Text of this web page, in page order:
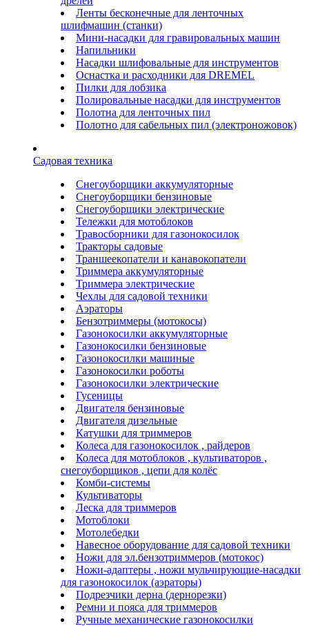
Ленты бесконечные для ленточных
шлифмашин (станки)
Мини-насадки для гравировальных машин
Напильники
Насадки шлифовальные для инструментов
Оснастка и расходники для DREMEL
Пилки для лобзика
Полировальные насадки для инструментов
Полотна для ленточных пил
Полотно для сабельных пил (электроножовок)
Садовая техника
Снегоуборщики аккумуляторные
Снегоуборщики бензиновые
Снегоуборщики электрические
Тележки для мотоблоков
Травосборники для газонокосилок
Тракторы садовые
Траншеекопатели и канавокопатели
Триммера аккумуляторные
Триммера электрические
Чехлы для садовой техники
Аэраторы
Бензотриммеры (мотокосы)
Газонокосилки аккумуляторные
Газонокосилки бензиновые
Газонокосилки машиные
Газонокосилки роботы
Газонокосилки электрические
Гусеницы
Двигателя бензиновые
Двигателя дизельные
Катушки для триммеров
Колеса для газонокосилок , райдеров
Колеса для мотоблоков , культиваторов ,
снегоуборщиков , цепи для колёс
Комби-системы
Культиваторы
Леска для триммеров
Мотоблоки
Мотолебедки
Навесное оборудование для садовой техники
Ножи для эл.бензотриммеров (мотокос)
Ножи-адаптеры , ножи мульчирующие-насадки
для газонокосилок (аэраторы)
Подрезчики дерна (дернорезки)
Ремни и пояса для триммеров
Ручные механические газонокосилки